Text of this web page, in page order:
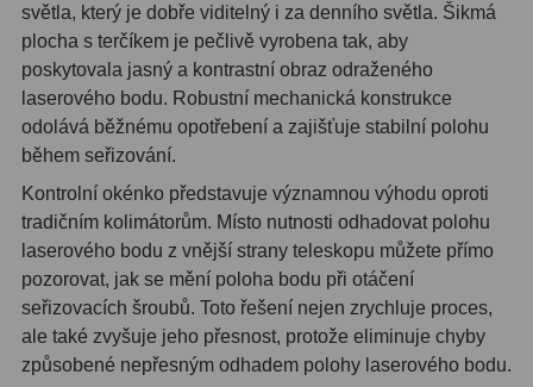
Helical výtahy11
Okulárové výtahy44
Adaptéry k okulárovým
výtahům8
Primární zrcadla 9
Sekundární zrcadla6
Příslušenství188
Redukce 1,25" a 2"17
světla, který je dobře viditelný i za denního světla. Šikmá
plocha s terčíkem je pečlivě vyrobena tak, aby
poskytovala jasný a kontrastní obraz odraženého
laserového bodu. Robustní mechanická konstrukce
odolává běžnému opotřebení a zajišťuje stabilní polohu
během seřizování.
Kontrolní okénko představuje významnou výhodu oproti
tradičním kolimátorům. Místo nutnosti odhadovat polohu
laserového bodu z vnější strany teleskopu můžete přímo
pozorovat, jak se mění poloha bodu při otáčení
seřizovacích šroubů. Toto řešení nejen zrychluje proces,
ale také zvyšuje jeho přesnost, protože eliminuje chyby
způsobené nepřesným odhadem polohy laserového bodu.